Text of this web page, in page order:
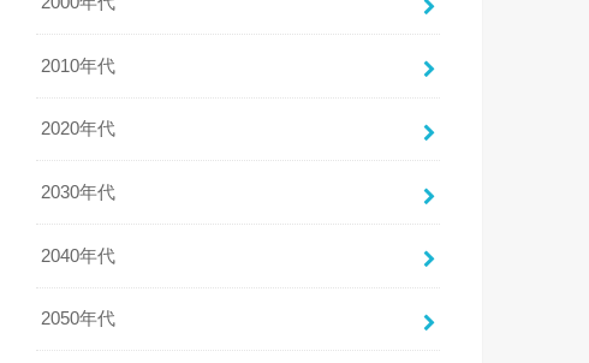
2010年代
2020年代
2030年代
2040年代
2050年代